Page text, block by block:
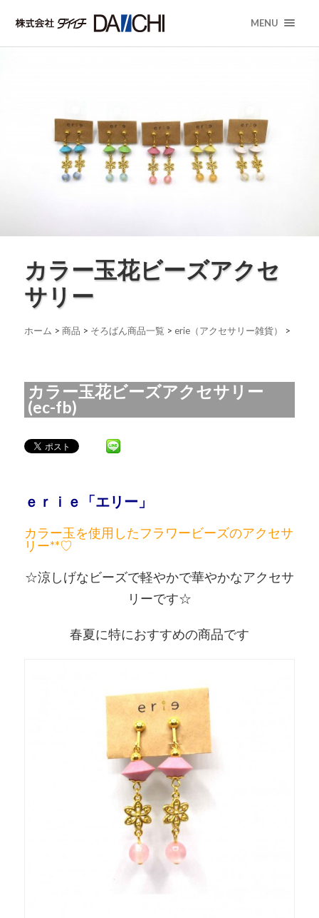
MENU
カラー玉花ビーズアクセ
サリー
ホーム > 商品 > そろばん商品一覧 > erie（アクセサリー雑貨） >
カラー玉花ビーズアクセサリー
(ec-fb)
ｅｒｉｅ「エリー」
カラー玉を使用したフラワービーズのアクセサ
リー**♡
☆涼しげなビーズで軽やかで華やかなアクセサ
リーです☆
春夏に特におすすめの商品です